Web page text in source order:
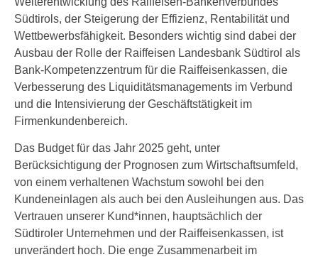
Südtirols, der Steigerung der Effizienz, Rentabilität und
Wettbewerbsfähigkeit. Besonders wichtig sind dabei der
Ausbau der Rolle der Raiffeisen Landesbank Südtirol als
Bank-Kompetenzzentrum für die Raiffeisenkassen, die
Verbesserung des Liquiditätsmanagements im Verbund
und die Intensivierung der Geschäftstätigkeit im
Firmenkundenbereich.
Das Budget für das Jahr 2025 geht, unter
Berücksichtigung der Prognosen zum Wirtschaftsumfeld,
von einem verhaltenen Wachstum sowohl bei den
Kundeneinlagen als auch bei den Ausleihungen aus. Das
Vertrauen unserer Kund*innen, hauptsächlich der
Südtiroler Unternehmen und der Raiffeisenkassen, ist
unverändert hoch. Die enge Zusammenarbeit im